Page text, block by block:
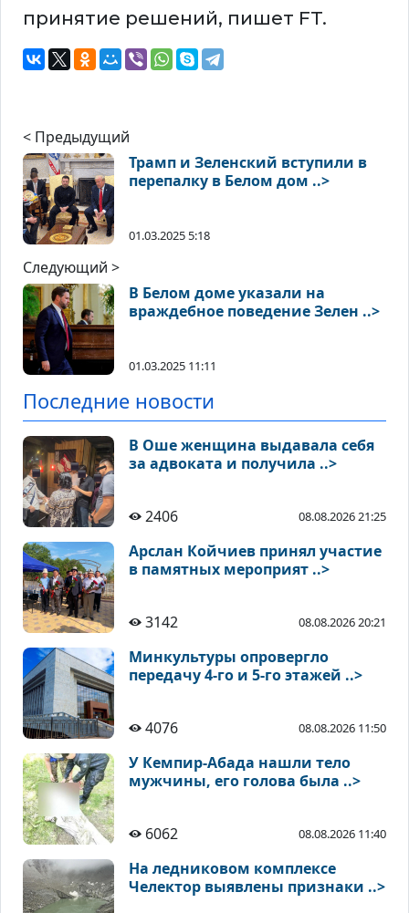
принятие решений, пишет FT.
< Предыдущий
Трамп и Зеленский вступили в
перепалку в Белом дом ..>
01.03.2025 5:18
Следующий >
В Белом доме указали на
враждебное поведение Зелен ..>
01.03.2025 11:11
Последние новости
В Оше женщина выдавала себя
за адвоката и получила ..>
2406 08.08.2026 21:25
Арслан Койчиев принял участие
в памятных мероприят ..>
3142 08.08.2026 20:21
Минкультуры опровергло
передачу 4-го и 5-го этажей ..>
4076 08.08.2026 11:50
У Кемпир-Абада нашли тело
мужчины, его голова была ..>
6062 08.08.2026 11:40
На ледниковом комплексе
Челектор выявлены признаки ..>